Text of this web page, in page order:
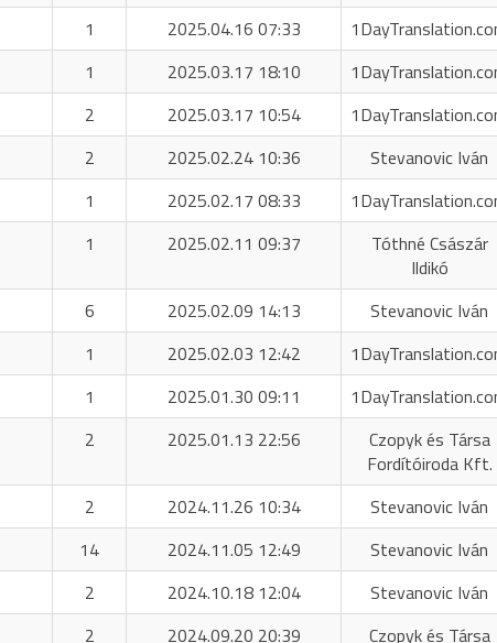
1 2025.04.16 07:33
1 2025.03.17 18:10
2 2025.03.17 10:54
2 2025.02.24 10:36
Stevanovic Iván
1 2025.02.17 08:33
1 2025.02.11 09:37
Tóthné Császár
Ildikó
6 2025.02.09 14:13
Stevanovic Iván
1 2025.02.03 12:42
1 2025.01.30 09:11
2 2025.01.13 22:56
Czopyk és Társa
Fordítóiroda Kft.
2 2024.11.26 10:34
Stevanovic Iván
14 2024.11.05 12:49
Stevanovic Iván
2 2024.10.18 12:04
Stevanovic Iván
2 2024.09.20 20:39
Czopyk és Társa